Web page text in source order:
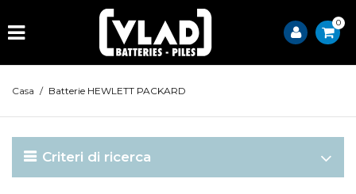
0
Casa / Batterie HEWLETT PACKARD
Criteri di ricerca